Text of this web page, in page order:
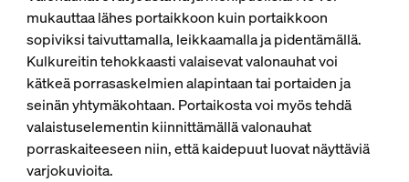
mukauttaa lähes portaikkoon kuin portaikkoon
sopiviksi taivuttamalla, leikkaamalla ja pidentämällä.
Kulkureitin tehokkaasti valaisevat valonauhat voi
kätkeä porrasaskelmien alapintaan tai portaiden ja
seinän yhtymäkohtaan. Portaikosta voi myös tehdä
valaistuselementin kiinnittämällä valonauhat
porraskaiteeseen niin, että kaidepuut luovat näyttäviä
varjokuvioita.